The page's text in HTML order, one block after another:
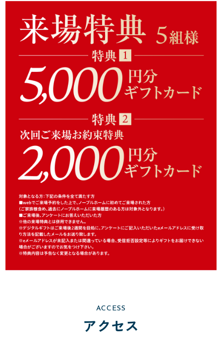
ACCESS
アクセス